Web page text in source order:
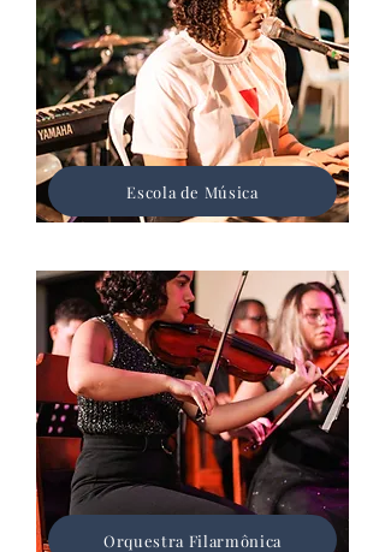
Escola de Música
Orquestra Filarmônica